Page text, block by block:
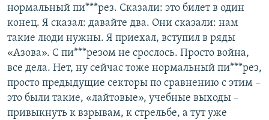
нормальный пи***рез. Сказали: это билет в один
конец. Я сказал: давайте два. Они сказали: нам
такие люди нужны. Я приехал, вступил в ряды
«Азова». С пи***резом не срослось. Просто война,
все дела. Нет, ну сейчас тоже нормальный пи***рез,
просто предыдущие секторы по сравнению с этим –
это были такие, «лайтовые», учебные выходы –
привыкнуть к взрывам, к стрельбе, а тут уже